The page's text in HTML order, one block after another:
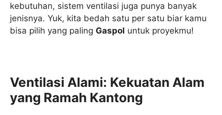
kebutuhan, sistem ventilasi juga punya banyak
jenisnya. Yuk, kita bedah satu per satu biar kamu
bisa pilih yang paling Gaspol untuk proyekmu!
Ventilasi Alami: Kekuatan Alam
yang Ramah Kantong